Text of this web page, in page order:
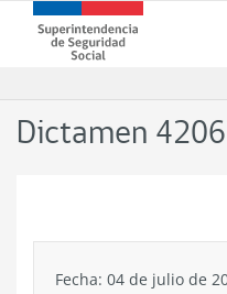
contenido
Superintendencia
de
-
Dictamen
Fecha: 04 de julio de